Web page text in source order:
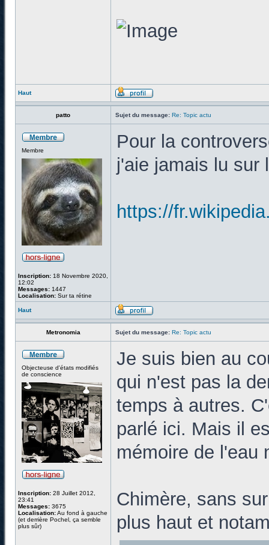
Haut
patto Sujet du message: Re: Topic actu
Membre
Inscription: 18 Novembre 2020,
12:02
Messages: 1447
Localisation: Sur ta rétine
Pour la
j'aie jamais lu sur
https://
Haut
Metronomia Sujet du message: Re: Topic actu
Objecteuse d'états modifiés
de conscience
Inscription: 28 Juillet 2012,
23:41
Messages: 3675
Localisation:Au fond à gauche
(et derrière Pochel, ça semble
plus sûr)
Je suis bien au
qui n'est pas la
temps à autres.
parlé ici. Mais il
mémoire de l'eau
Chimère, sans
plus haut et